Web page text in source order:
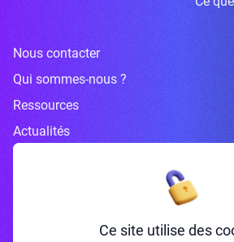
Nous contacter
Qui sommes-nous ?
Ressources
Actualités
Inscrivez-vous à la
Ce site utilise des